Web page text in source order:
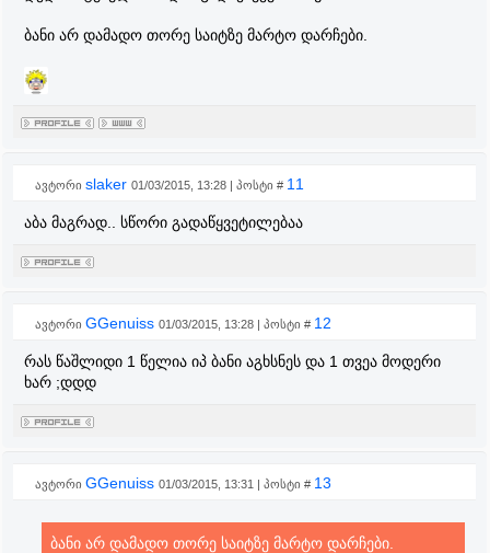
ბანი არ დამადო თორე საიტზე მარტო დარჩები.
ავტორი slaker 01/03/2015, 13:28 | პოსტი # 11
აბა მაგრად.. სწორი გადაწყვეტილებაა
ავტორი GGenuiss 01/03/2015, 13:28 | პოსტი # 12
რას წაშლიდი 1 წელია იპ ბანი აგხსნეს და 1 თვეა მოდერი
ხარ ;დდდ
ავტორი GGenuiss 01/03/2015, 13:31 | პოსტი # 13
ბანი არ დამადო თორე საიტზე მარტო დარჩები.